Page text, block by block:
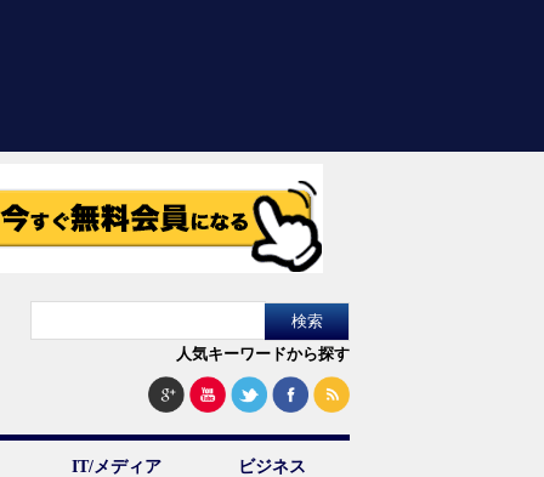
人気キーワードから探す
IT/メディア ビジネス